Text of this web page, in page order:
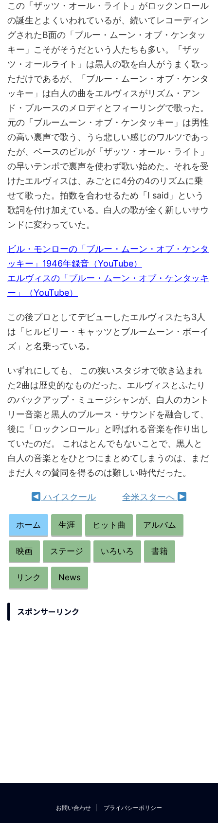
この「ザッツ・オール・ライト」がロックンロール
の誕生とよくいわれているが、続いてレコーディン
グされたB面の「ブルー・ムーン・オブ・ケンタッ
キー」こそがそうだという人たちも多い。「ザッ
ツ・オールライト」は黒人の歌を白人がうまく歌っ
ただけであるが、「ブルー・ムーン・オブ・ケンタ
ッキー」は白人の曲をエルヴィスがリズム・アン
ド・ブルースのメロディとフィーリングで歌った。
元の「ブルームーン・オブ・ケンタッキー」は男性
の高い裏声で歌う、うら悲しい感じのワルツであっ
たが、ベースのビルが「ザッツ・オール・ライト」
の早いテンポで裏声を使わず歌い始めた。それを受
けたエルヴィスは、みごとに4分の4のリズムに乗
せて歌った。拍数を合わせるため「I said」という
歌詞を付け加えている。白人の歌が全く新しいサウ
ンドに変わっていた。
ビル・モンローの「ブルー・ムーン・オブ・ケンタ
ッキー」1946年録音（YouTube）
エルヴィスの「ブルー・ムーン・オブ・ケンタッキ
ー」（YouTube）
この後プロとしてデビューしたエルヴィスたち3人
は「ヒルビリー・キャッツとブルームーン・ボーイ
ズ」と名乗っている。
いずれにしても、 この狭いスタジオで吹き込まれ
た2曲は歴史的なものだった。エルヴィスとふたり
のバックアップ・ミュージシャンが、白人のカント
リー音楽と黒人のブルース・サウンドを融合して、
後に「ロックンロール」と呼ばれる音楽を作り出し
ていたのだ。 これはとんでもないことで、黒人と
白人の音楽とをひとつにまとめてしまうのは、まだ
まだ人々の賛同を得るのは難しい時代だった。
ハイスクール 全米スターへ
ホーム 生涯 ヒット曲 アルバム
映画 ステージ いろいろ 書籍
リンク News
スポンサーリンク
お問い合わせ プライバシーポリシー